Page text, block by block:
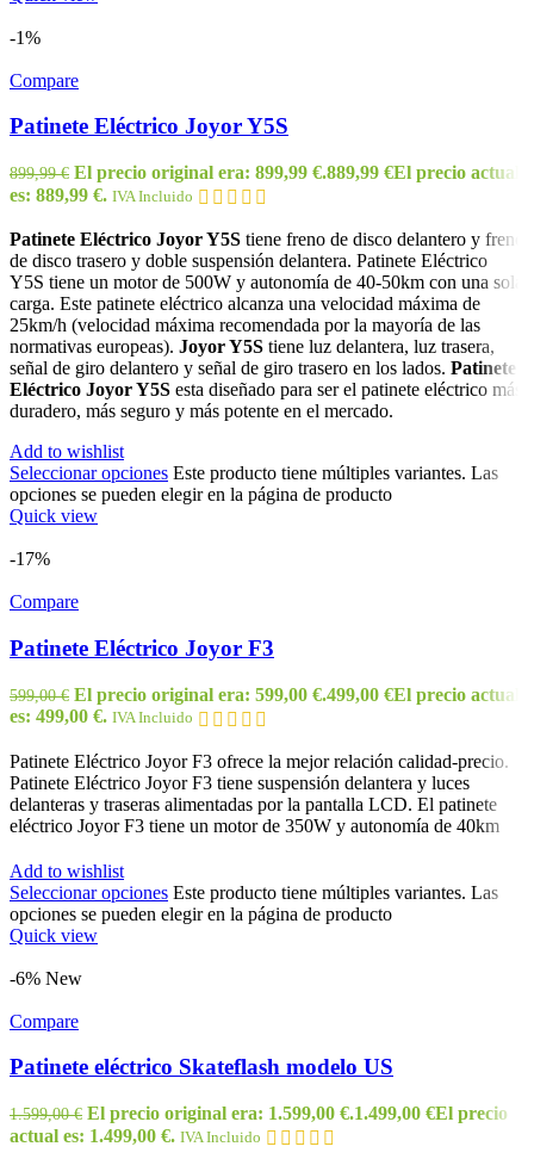
-1%
Compare
Patinete Eléctrico Joyor Y5S
899,99€ El precio original era: 899,99 €.889,99 €El precio actual
es: 889,99 €. IVA Incluido
Patinete Eléctrico Joyor Y5S tiene freno de disco delantero y freno
de disco trasero y doble suspensión delantera. Patinete Eléctrico
Y5S tiene un motor de 500W y autonomía de 40-50km con una sola
carga. Este patinete eléctrico alcanza una velocidad máxima de
25km/h (velocidad máxima recomendada por la mayoría de las
normativas europeas). Joyor Y5S tiene luz delantera, luz trasera,
señal de giro delantero y señal de giro trasero en los lados. Patinete
Eléctrico Joyor Y5S esta diseñado para ser el patinete eléctrico más
duradero, más seguro y más potente en el mercado.
Add to wishlist
Seleccionar opciones Este producto tiene múltiples variantes. Las
opciones se pueden elegir en la página de producto
Quick view
-17%
Compare
Patinete Eléctrico Joyor F3
599,00€ El precio original era: 599,00 €.499,00 €El precio actual
es: 499,00 €. IVA Incluido
Patinete Eléctrico Joyor F3 ofrece la mejor relación calidad-precio.
Patinete Eléctrico Joyor F3 tiene suspensión delantera y luces
delanteras y traseras alimentadas por la pantalla LCD. El patinete
eléctrico Joyor F3 tiene un motor de 350W y autonomía de 40km
Add to wishlist
Seleccionar opciones Este producto tiene múltiples variantes. Las
opciones se pueden elegir en la página de producto
Quick view
-6% New
Compare
Patinete eléctrico Skateflash modelo US
1.599,00€ El precio original era: 1.599,00 €.1.499,00 €El precio
actual es: 1.499,00 €. IVA Incluido